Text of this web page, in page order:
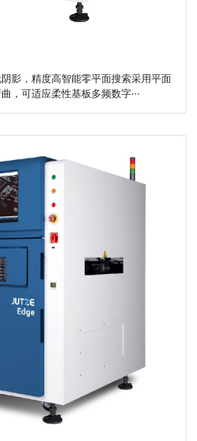
影，精度高智能零平面搜索采用平面
，可适应柔性基板多频数字···